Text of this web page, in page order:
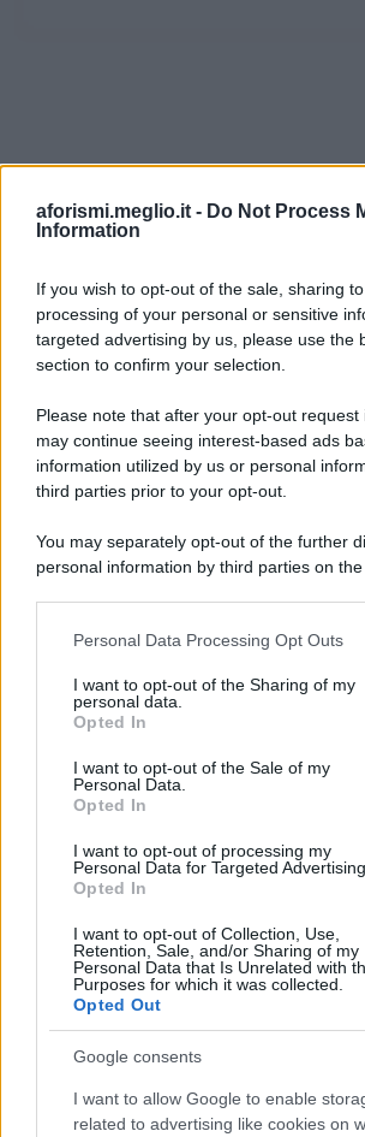
aforismi.meglio.it - Do Not Process
Information
If you wish to opt-out of the sale, sharing
processing of your personal or sensitive
targeted advertising by us, please use the
section to confirm your selection.
Please note that after your opt-out request
may continue seeing interest-based ads
information utilized by us or personal
third parties prior to your opt-out.
You may separately opt-out of the further
personal information by third parties on the
This information may also be disclosed by
disclose it to other third parties.
Please note that this website/app uses one
services and may gather and store
not limited to your visit or usage behaviour.
grant or deny consent to Google and its
consent section.
Personal Data Processing Opt Outs
I want to opt-out of the Sharing of my
personal data.
Opted In
I want to opt-out of the Sale of my
Personal Data.
Opted In
I want to opt-out of processing my
Personal Data for Targeted Advertising.
Opted In
I want to opt-out of Collection, Use,
Retention, Sale, and/or Sharing of my
Personal Data that Is Unrelated with
Purposes for which it was collected.
Opted Out
Google consents
I want to allow Google to enable
related to advertising like cookies on
Ricevi LE FRASI PIÙ
E-mail
FRASI
Frasi celebri
Frasi da condividere
Poesie